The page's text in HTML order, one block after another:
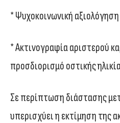
* Ψυχοκοινωνική
* Ακτινογραφία αριστερού
προσδιορισμό οστικής
Σε περίπτωση διάστασης
υπερισχύει η εκτίμηση της